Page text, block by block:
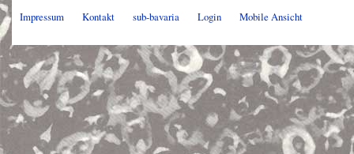
Impressum Kontakt sub-bavaria Login Mobile Ansicht